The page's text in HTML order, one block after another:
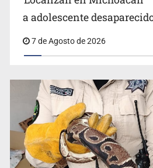
Procesan a el “R1”, presunto
a adolescente
7 de Agosto de 2026